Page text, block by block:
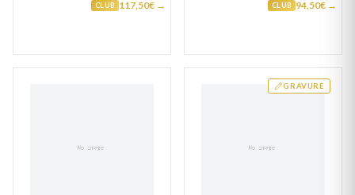
CLUB 117,50€ → CLUB 94,50€ →
GRAVURE